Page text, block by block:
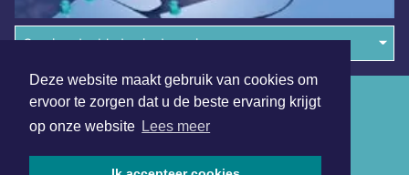
Deze website maakt gebruik van cookies om
ervoor te zorgen dat u de beste ervaring krijgt
op onze website Lees meer
Overige dagbladen in de regio
Algemene voorwaarden
Disclaimer